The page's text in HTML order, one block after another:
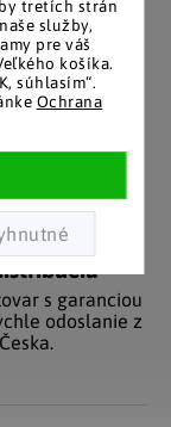
tretích strán
služby,
pre váš
košíka.
súhlasím“.
Ochrana
v tlačenej
s garanciou
odoslanie z
Česka.